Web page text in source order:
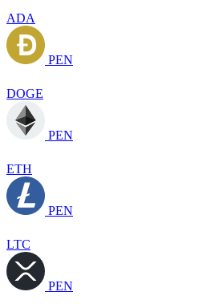
ADA
PEN
DOGE
PEN
ETH
PEN
LTC
PEN